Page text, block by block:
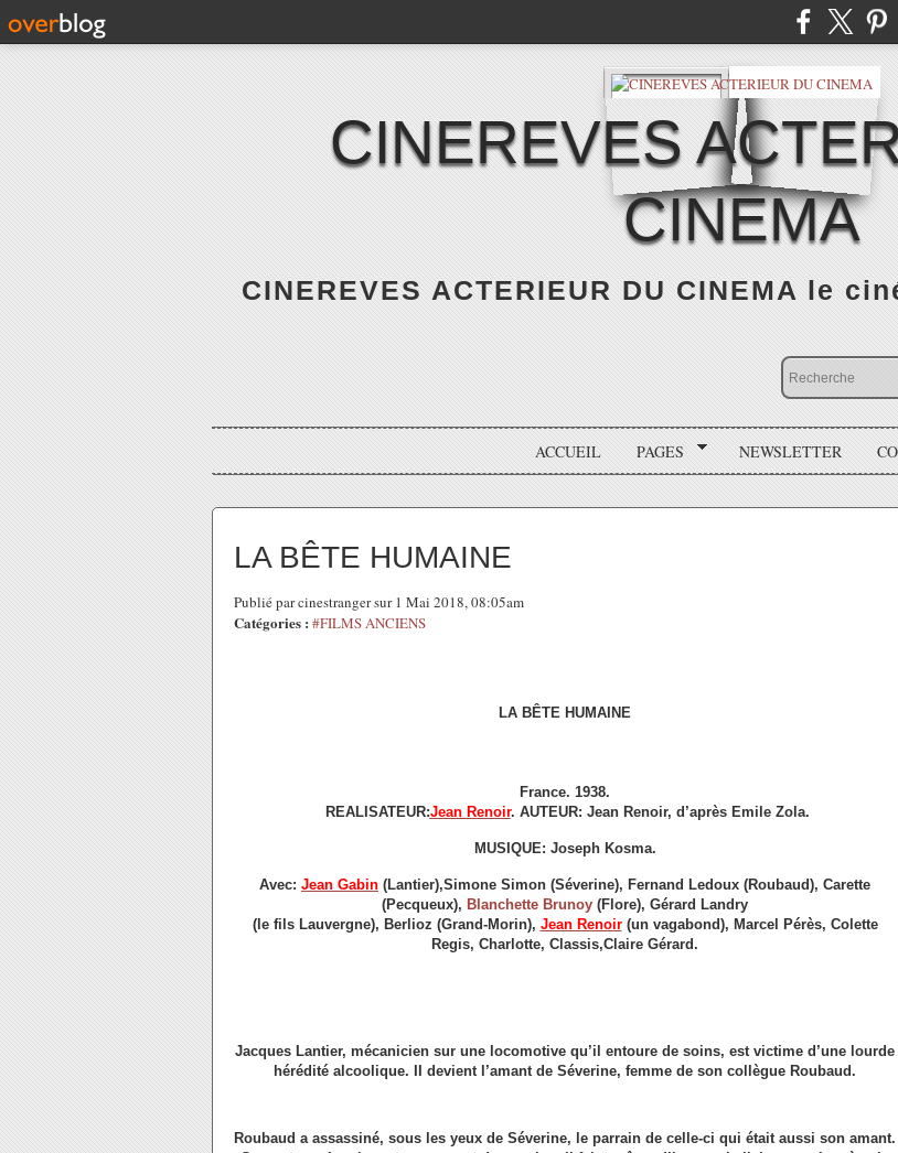
CINEREVES
CINEMA
CINEREVES ACTERIEUR DU CINEMA le
ACCUEIL PAGES NEWSLETTER
LA BÊTE HUMAINE
Publié par cinestranger sur 1 Mai 2018, 08:05am
Catégories : #FILMS ANCIENS
LA BÊTE HUMAINE
France. 1938.
REALISATEUR:Jean Renoir. AUTEUR: Jean Renoir, d’après Emile Zola.
MUSIQUE: Joseph Kosma.
Avec: Jean Gabin (Lantier),Simone Simon (Séverine), Fernand Ledoux (Roubaud), Carette
(Pecqueux), Blanchette Brunoy (Flore), Gérard Landry
(le fils Lauvergne), Berlioz (Grand-Morin), Jean Renoir(un vagabond), Marcel Pérès, Colette
Regis, Charlotte, Classis,Claire Gérard.
Jacques Lantier, mécanicien sur une locomotive qu’il entoure de soins, est victime d’une lourde
hérédité alcoolique. II devient l’amant de Séverine, femme de son collègue Roubaud.
Roubaud a assassiné, sous les yeux de Séverine, le parrain de celle-ci qui était aussi son amant.